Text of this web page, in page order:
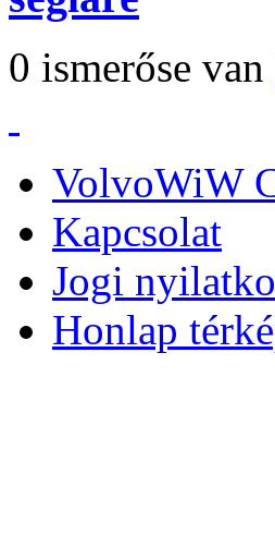
0 ismerőse van
VolvoWiW
Kapcsolat
Jogi
Honlap